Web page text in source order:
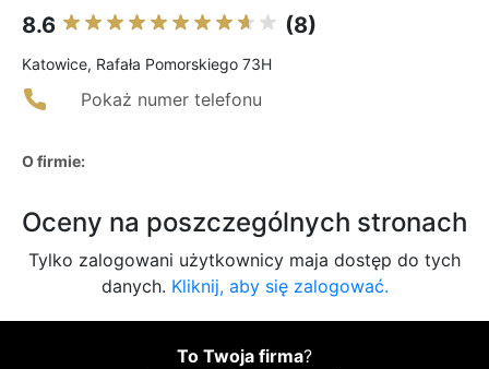
8.6 (8)
Katowice, Rafała Pomorskiego 73H
Pokaż numer telefonu
O firmie:
Oceny na poszczególnych stronach
Tylko zalogowani użytkownicy maja dostęp do tych
danych. Kliknij, aby się zalogować.
To Twoja firma?